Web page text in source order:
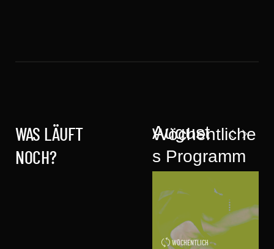
WAS LÄUFT
NOCH?
Wöchentliche
s Programm
Workshops &
Events
August
WÖCHENTLICH